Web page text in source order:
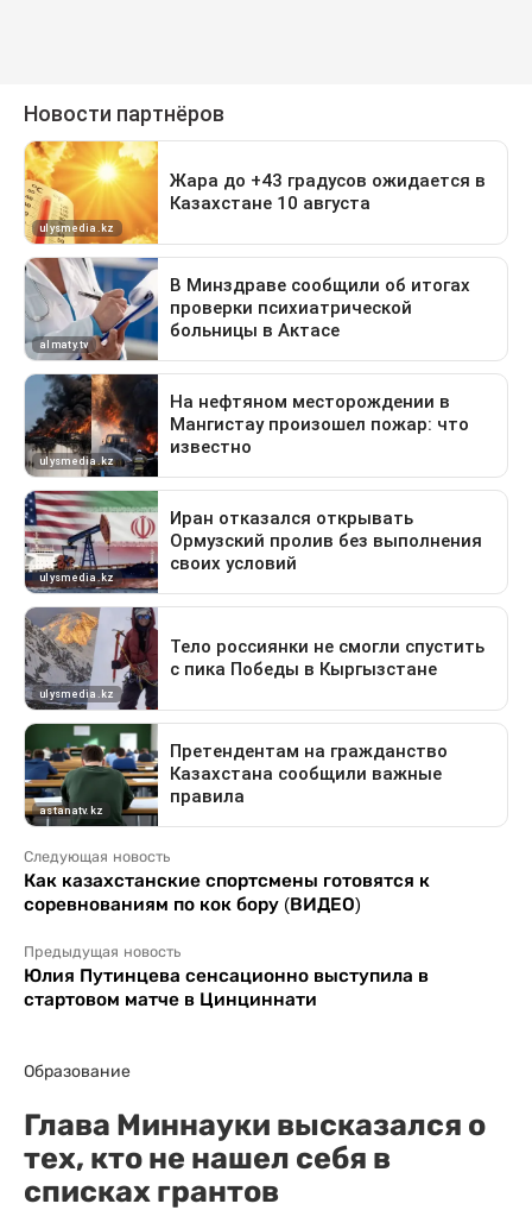
Следующая новость
Как казахстанские спортсмены готовятся к
соревнованиям по кок бору (ВИДЕО)
Предыдущая новость
Юлия Путинцева сенсационно выступила в
стартовом матче в Цинциннати
Образование
Глава Миннауки высказался о
тех, кто не нашел себя в
списках грантов